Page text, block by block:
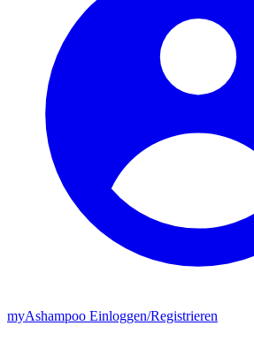
myAshampoo Einloggen/Registrieren